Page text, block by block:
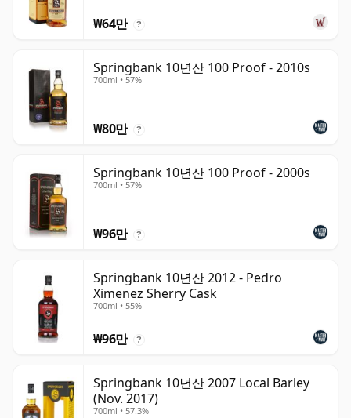
₩64만 ?
Springbank 10년산 100 Proof - 2010s
700ml • 57%
₩80만 ?
Springbank 10년산 100 Proof - 2000s
700ml • 57%
₩96만 ?
Springbank 10년산 2012 - Pedro
Ximenez Sherry Cask
700ml • 55%
₩96만 ?
Springbank 10년산 2007 Local Barley
(Nov. 2017)
700ml • 57.3%